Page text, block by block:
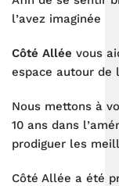
l’avez imaginée
Côté Allée vous
espace autour de
Nous mettons à
10 ans dans
prodiguer les
Côté Allée a été